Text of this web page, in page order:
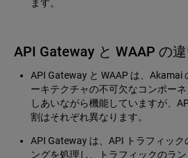
ます。
API Gateway と WAAP の
API Gateway と WAAP は、Akamai
ーキテクチャの不可欠なコンポー
しあいながら機能していますが、
割はそれぞれ異なります。
API Gateway は、API トラフィッ
ングを処理し、トラフィックのラ